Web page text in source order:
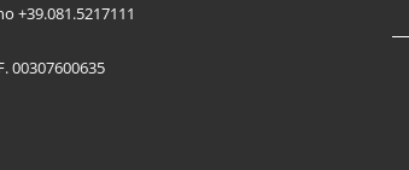
+39.081.5217111
00307600635